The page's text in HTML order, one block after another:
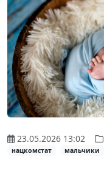
23.05.2026 13:02
нацкомстат
мальчики